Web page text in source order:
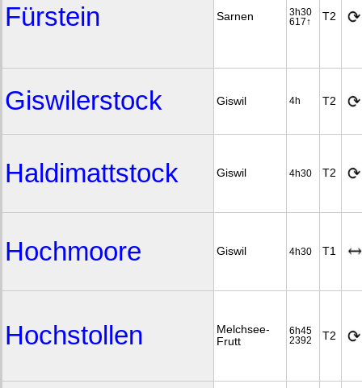
Fürstein Sarnen
3h30
617↑
T2
Giswilerstock Giswil 4h T2
Haldimattstock Giswil 4h30 T2
Hochmoore Giswil 4h30 T1
Hochstollen
Melchsee-
Frutt
6h45
2392
T2